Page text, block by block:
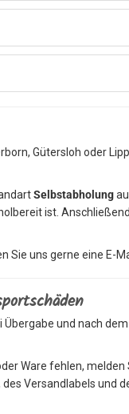
Gütersloh oder
Selbstabholung
ist.
Sie uns gerne eine E-
und nach
Ware fehlen,
Versandlabels und